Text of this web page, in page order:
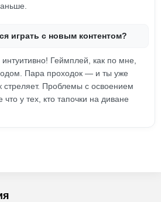
играть с новым контентом?
Геймплей, как по мне,
Пара проходок — и ты уже
стреляет. Проблемы с освоением
что у тех, кто тапочки на диване